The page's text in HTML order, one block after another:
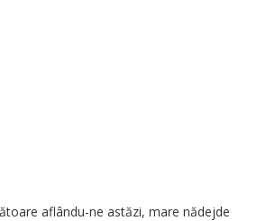
aflându-ne astăzi, mare nădejde